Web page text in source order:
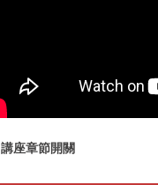
講座章節開關